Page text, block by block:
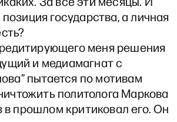
государства, а личная
меня решения
и медиамагнат с
пытается по мотивам
политолога Маркова
в прошлом критиковал его. Он